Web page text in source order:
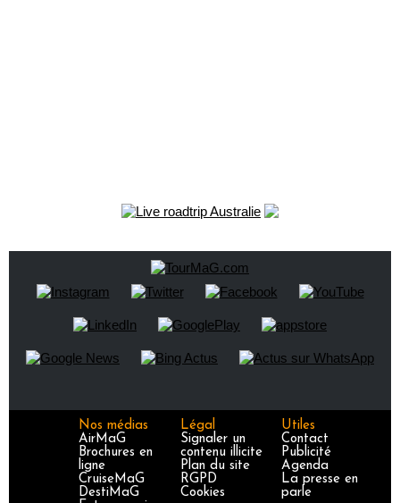
Nos médias
AirMaG
Brochures en
ligne
CruiseMaG
DestiMaG
Légal
Signaler un
contenu illicite
Plan du site
RGPD
Cookies
Utiles
Contact
Publicité
Agenda
La presse en
parle